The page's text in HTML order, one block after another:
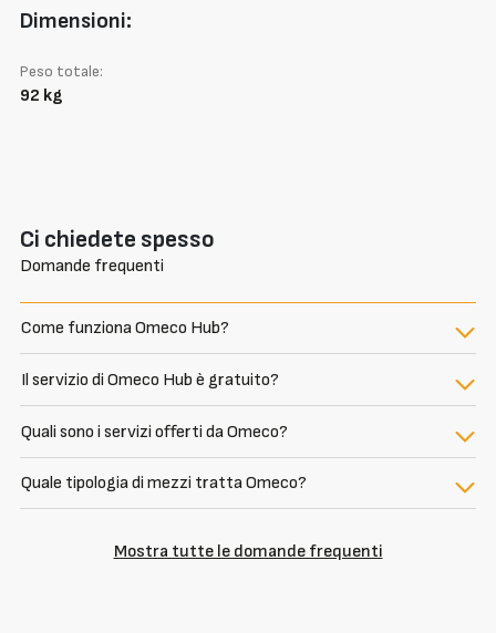
Dimensioni:
Peso totale:
92 kg
Ci chiedete spesso
Domande frequenti
Come funziona Omeco Hub?
Il servizio di Omeco Hub è gratuito?
Quali sono i servizi offerti da Omeco?
Quale tipologia di mezzi tratta Omeco?
Mostra tutte le domande frequenti